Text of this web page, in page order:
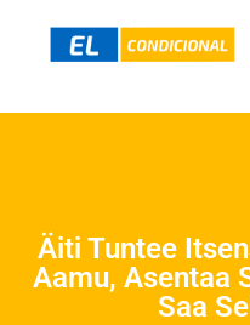
Äiti Tuntee
Aamu, Asentaa
Saa